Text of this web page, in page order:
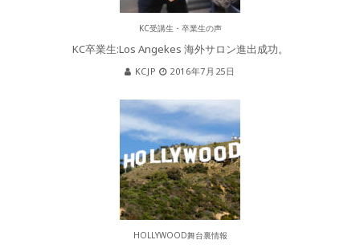
KC受講生・卒業生の声
KC卒業生:Los Angekes 海外サロン進出成功。
KCJP 2016年7月25日
HOLLYWOOD舞台裏情報